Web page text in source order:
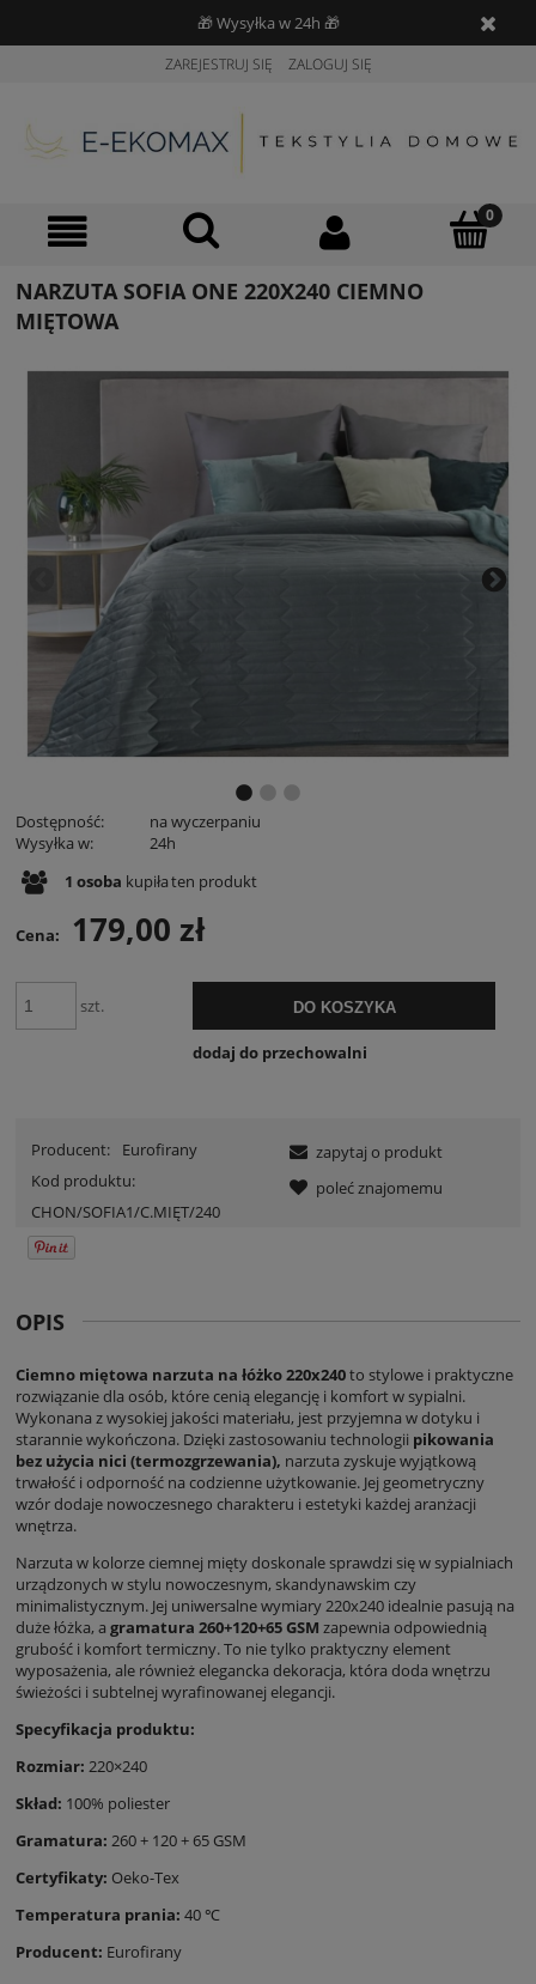
🎁 Wysyłka w 24h 🎁
ZAREJESTRUJ SIĘ ZALOGUJ SIĘ
NARZUTA SOFIA ONE 220X240 CIEMNO
MIĘTOWA
Dostępność:
na wyczerpaniu
Wysyłka w:
24h
1 osoba kupiłaten produkt
Cena: 179,00 zł
szt. DO KOSZYKA
dodaj do przechowalni
Producent:
Eurofirany
Kod produktu:
CHON/SOFIA1/C.MIĘT/240
zapytaj o produkt
poleć znajomemu
OPIS
Ciemno miętowa narzuta na łóżko 220x240to stylowe i praktyczne
rozwiązanie dla osób, które cenią elegancję i komfort w sypialni.
Wykonana z wysokiej jakości materiału, jest przyjemna w dotyku i
starannie wykończona. Dzięki zastosowaniu technologii pikowania
bez użycia nici (termozgrzewania), narzuta zyskuje wyjątkową
trwałość i odporność na codzienne użytkowanie. Jej geometryczny
wzór dodaje nowoczesnego charakteru i estetyki każdej aranżacji
wnętrza.
Narzuta w kolorze ciemnej mięty doskonale sprawdzi się w sypialniach
urządzonych w stylu nowoczesnym, skandynawskim czy
minimalistycznym. Jej uniwersalne wymiary 220x240 idealnie pasują na
duże łóżka, a gramatura 260+120+65 GSM zapewnia odpowiednią
grubość i komfort termiczny. To nie tylko praktyczny element
wyposażenia, ale również elegancka dekoracja, która doda wnętrzu
świeżości i subtelnej wyrafinowanej elegancji.
Specyfikacja produktu:
Rozmiar: 220×240
Skład: 100% poliester
Gramatura: 260 + 120 + 65 GSM
Certyfikaty: Oeko-Tex
Temperatura prania: 40 ℃
Producent: Eurofirany